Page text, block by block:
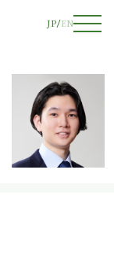
JP EN